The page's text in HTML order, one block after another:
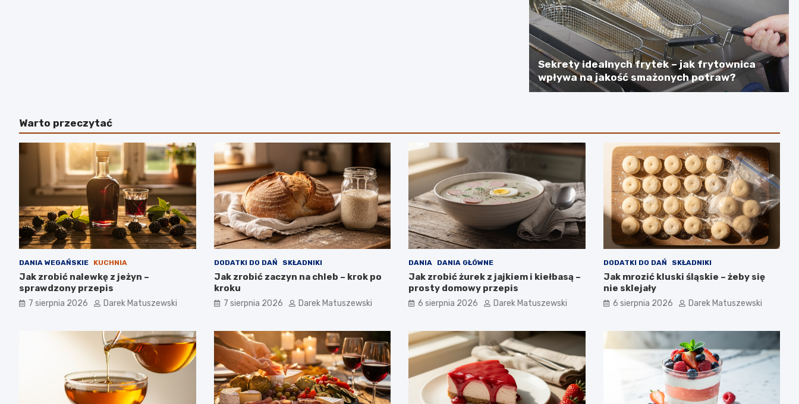
Sekrety idealnych frytek – jak frytownica
wpływa na jakość smażonych potraw?
Warto przeczytać
DANIA WEGAŃSKIE KUCHNIA
Jak zrobić nalewkę z jeżyn –
sprawdzony przepis
7 sierpnia 2026 Darek Matuszewski
DODATKI DO DAŃ SKŁADNIKI
Jak zrobić zaczyn na chleb – krok po
kroku
7 sierpnia 2026 Darek Matuszewski
DANIA DANIA GŁÓWNE
Jak zrobić żurek z jajkiem i kiełbasą –
prosty domowy przepis
6 sierpnia 2026 Darek Matuszewski
DODATKI DO DAŃ SKŁADNIKI
Jak mrozić kluski śląskie – żeby się
nie sklejały
6 sierpnia 2026 Darek Matuszewski